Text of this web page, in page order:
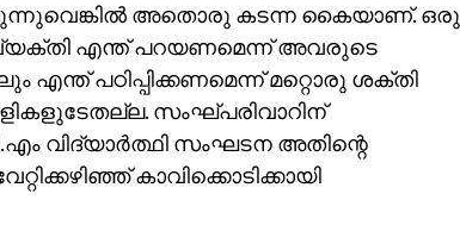
അതൊരു കടന്ന കൈയാണ്. ഒരു
എന്ത് പറയണമെന്ന് അവരുടെ
പഠിപ്പിക്കണമെന്ന് മറ്റൊരു ശക്തി
സംഘ്പരിവാറിന്
വിദ്യാര്‍ത്ഥി സംഘടന അതിന്റെ
കാവിക്കൊടിക്കായി